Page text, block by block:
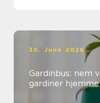
30. June 2026
Gardinbus: nem
gardiner